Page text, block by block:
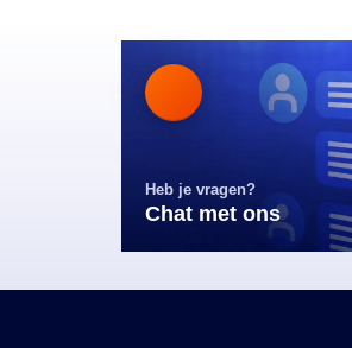
Heb je vragen?
Chat met ons